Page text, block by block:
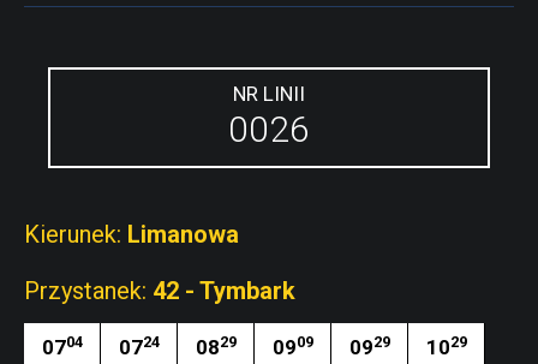
PRZYSTANKI
PRZEWOŹNICY
NR LINII
0026
Kierunek: Limanowa
Przystanek: 42 - Tymbark
0704 0724 0829 0909 0929 1029